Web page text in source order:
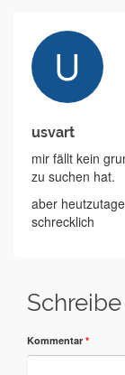
usvart
mir fällt kein
zu suchen hat.
aber
schrecklich
Kommentar *